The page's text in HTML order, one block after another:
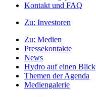
Kontakt und FAQ
Zu: Investoren
Zu: Medien
Pressekontakte
News
Hydro auf einen Blick
Themen der Agenda
Mediengalerie